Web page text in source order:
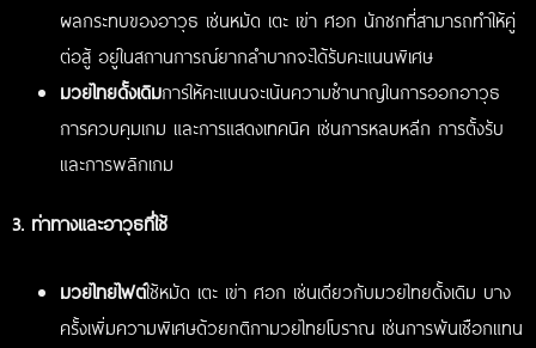
ผลกระทบของอาวุธ เช่นหมัด เตะ เข่า ศอก นักชกที่สามารถทำให้คู่
ต่อสู้ อยู่ในสถานการณ์ยากลำบากจะได้รับคะแนนพิเศษ
มวยไทยดั้งเดิมการให้คะแนนจะเน้นความชำนาญในการออกอาวุธ
การควบคุมเกม และการแสดงเทคนิค เช่นการหลบหลีก การตั้งรับ
และการพลิกเกม
3. ท่าทางและอาวุธที่ใช้
มวยไทยไฟต์ใช้หมัด เตะ เข่า ศอก เช่นเดียวกับมวยไทยดั้งเดิม บาง
ครั้งเพิ่มความพิเศษด้วยกติกามวยไทยโบราณ เช่นการพันเชือกแทน